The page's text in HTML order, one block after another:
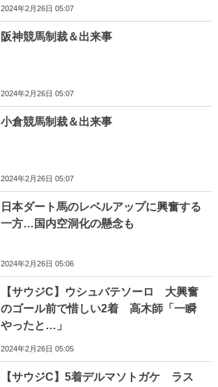
2024年2月26日 05:07
阪神競馬制裁＆出来事
2024年2月26日 05:07
小倉競馬制裁＆出来事
2024年2月26日 05:07
日本ダート馬のレベルアップに興奮する
一方…国内空洞化の懸念も
2024年2月26日 05:06
【サウジC】ウシュバテソーロ 大興奮
のゴール前で惜しい2着 高木師「一瞬
やったと…」
2024年2月26日 05:05
【サウジC】5着デルマソトガケ ラス